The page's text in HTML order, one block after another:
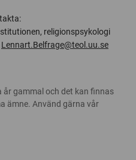
religionspsykologi
Lennart.Belfrage@teol.uu.se
år gammal och det kan finnas
ämne. Använd gärna vår